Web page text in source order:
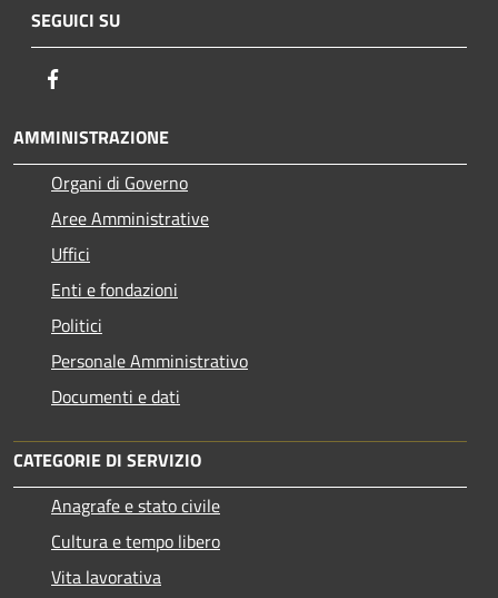
SEGUICI SU
AMMINISTRAZIONE
Organi di Governo
Aree Amministrative
Uffici
Enti e fondazioni
Politici
Personale Amministrativo
Documenti e dati
CATEGORIE DI SERVIZIO
Anagrafe e stato civile
Cultura e tempo libero
Vita lavorativa